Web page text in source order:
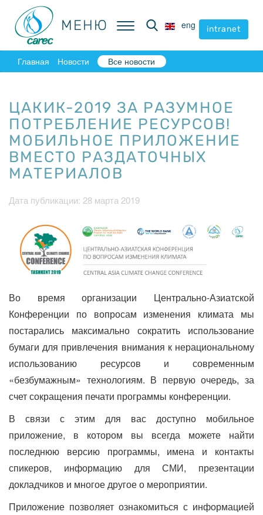
МЕНЮ eng intranet
МЕНЮ eng intranet
Главная Новости Все новости
ЦАКИК-2019 ЗА РАЗУМНОЕ
ПОТРЕБЛЕНИЕ РЕСУРСОВ!
МОБИЛЬНОЕ ПРИЛОЖЕНИЕ
ВМЕСТО РАЗДАТОЧНЫХ
МАТЕРИАЛОВ
Дата публикации: 28 марта 2019
Во время организации Центрально-Азиатской
Конференции по вопросам изменения климата мы
постарались максимально сократить использование
бумаги для привлечения внимания к нерациональному
использованию ресурсов и современным
«безбумажным» технологиям. В первую очередь, за
счет сокращения печати программы конференции.
В связи с этим для вас доступно мобильное
приложение, в котором вы всегда можете найти
последнюю версию программы, имена и контакты
спикеров, информацию для СМИ, презентации
докладчиков и многое другое о мероприятии.
Приложение позволяет ознакомиться с информацией